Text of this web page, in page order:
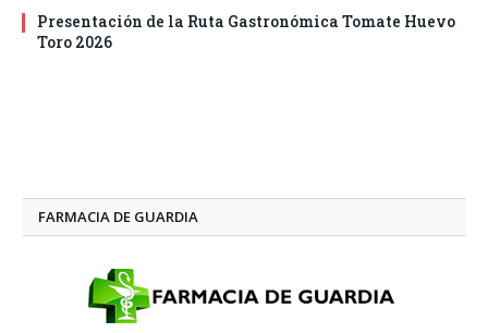
Presentación de la Ruta Gastronómica Tomate Huevo
Toro 2026
FARMACIA DE GUARDIA